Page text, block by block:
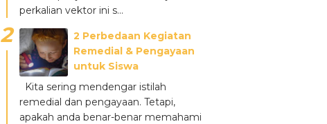
perkalian vektor ini s...
2 Perbedaan Kegiatan
Remedial & Pengayaan
untuk Siswa
Kita sering mendengar istilah
remedial dan pengayaan. Tetapi,
apakah anda benar-benar memahami